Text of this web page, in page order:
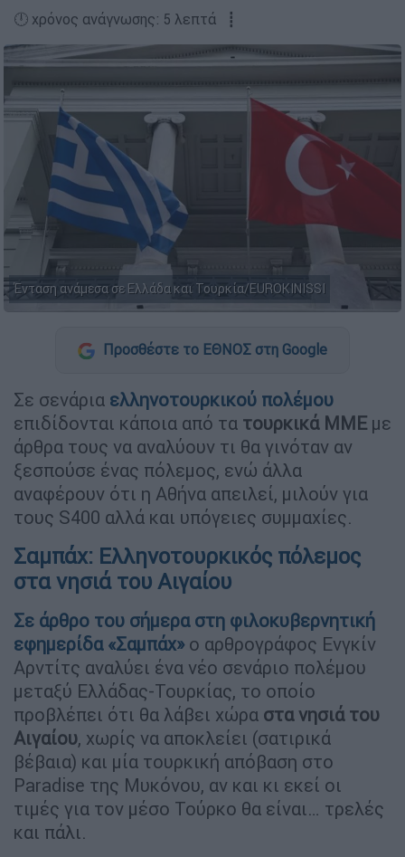
🕛 χρόνος ανάγνωσης: 5 λεπτά ┋
Ένταση ανάμεσα σε Ελλάδα και Τουρκία/EUROKINISSI
Προσθέστε το ΕΘΝΟΣ στη Google
Σε σενάρια ελληνοτουρκικού πολέμου
επιδίδονται κάποια από τα τουρκικά ΜΜΕ με
άρθρα τους να αναλύουν τι θα γινόταν αν
ξεσπούσε ένας πόλεμος, ενώ άλλα
αναφέρουν ότι η Αθήνα απειλεί, μιλούν για
τους S400 αλλά και υπόγειες συμμαχίες.
Σαμπάχ: Ελληνοτουρκικός πόλεμος
στα νησιά του Αιγαίου
Σε άρθρο του σήμερα στη φιλοκυβερνητική
εφημερίδα «Σαμπάχ»ο αρθρογράφος Ενγκίν
Αρντίτς αναλύει ένα νέο σενάριο πολέμου
μεταξύ Ελλάδας-Τουρκίας, το οποίο
προβλέπει ότι θα λάβει χώρα στα νησιά του
Αιγαίου, χωρίς να αποκλείει (σατιρικά
βέβαια) και μία τουρκική απόβαση στο
Paradise της Μυκόνου, αν και κι εκεί οι
τιμές για τον μέσο Τούρκο θα είναι… τρελές
και πάλι.